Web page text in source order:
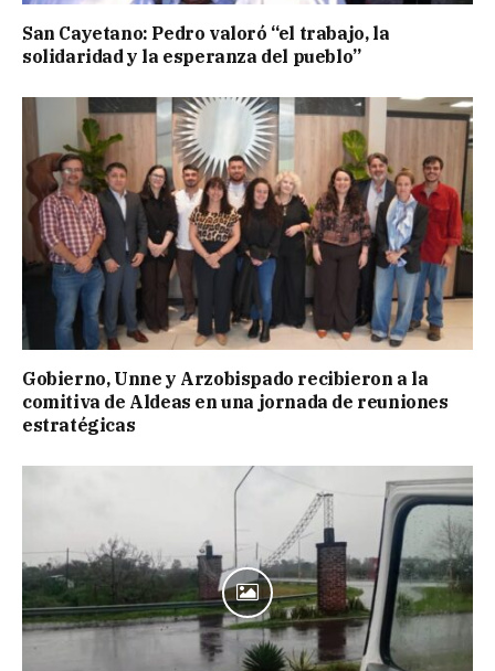
San Cayetano: Pedro valoró “el trabajo, la
solidaridad y la esperanza del pueblo”
Gobierno, Unne y Arzobispado recibieron a la
comitiva de Aldeas en una jornada de reuniones
estratégicas